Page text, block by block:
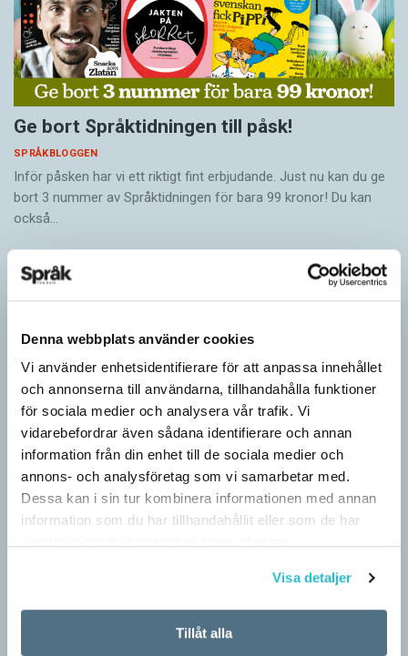
Denna webbplats använder cookies
Vi använder enhetsidentifierare för att anpassa innehållet
och annonserna till användarna, tillhandahålla funktioner
för sociala medier och analysera vår trafik. Vi
vidarebefordrar även sådana identifierare och annan
information från din enhet till de sociala medier och
annons- och analysföretag som vi samarbetar med.
Dessa kan i sin tur kombinera informationen med annan
information som du har tillhandahållit eller som de har
Visa detaljer
Tillåt alla
Ge bort Språktidningen till påsk!
SPRÅKBLOGGEN
Inför påsken har vi ett riktigt fint erbjudande. Just nu kan du ge
bort 3 nummer av Språktidningen för bara 99 kronor! Du kan
också…
Särskolan byter namn
Grundsärskola byter namn till anpassad grundskola och
stor del i att detta namnbyte sker är artonåriga Leo Lust…